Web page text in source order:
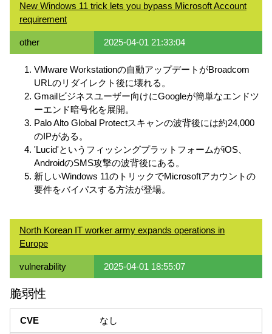
New Windows 11 trick lets you bypass Microsoft Account
requirement
other 2025-04-01 21:33:04
VMware Workstationの自動アップデートがBroadcom
URLのリダイレクト後に壊れる。
Gmailビジネスユーザー向けにGoogleが簡単なエンドツ
ーエンド暗号化を展開。
Palo Alto Global Protectスキャンの波背後には約24,000
のIPがある。
'Lucid'というフィッシングプラットフォームがiOS、
AndroidのSMS攻撃の波背後にある。
新しいWindows 11のトリックでMicrosoftアカウントの
要件をバイパスする方法が登場。
North Korean IT worker army expands operations in
Europe
vulnerability 2025-04-01 18:55:07
脆弱性
CVE なし